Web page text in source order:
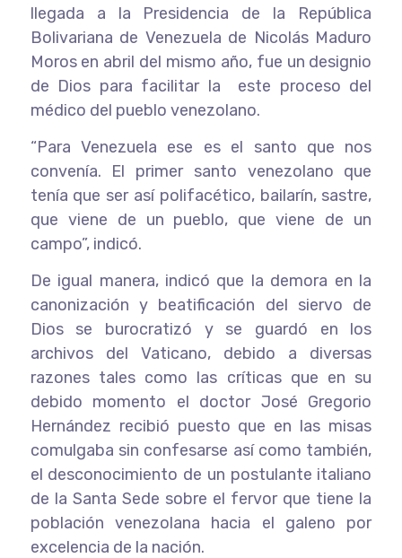
llegada a la Presidencia de la República
Bolivariana de Venezuela de Nicolás Maduro
Moros en abril del mismo año, fue un designio
de Dios para facilitar la este proceso del
médico del pueblo venezolano.
“Para Venezuela ese es el santo que nos
convenía. El primer santo venezolano que
tenía que ser así polifacético, bailarín, sastre,
que viene de un pueblo, que viene de un
campo”, indicó.
De igual manera, indicó que la demora en la
canonización y beatificación del siervo de
Dios se burocratizó y se guardó en los
archivos del Vaticano, debido a diversas
razones tales como las críticas que en su
debido momento el doctor José Gregorio
Hernández recibió puesto que en las misas
comulgaba sin confesarse así como también,
el desconocimiento de un postulante italiano
de la Santa Sede sobre el fervor que tiene la
población venezolana hacia el galeno por
excelencia de la nación.